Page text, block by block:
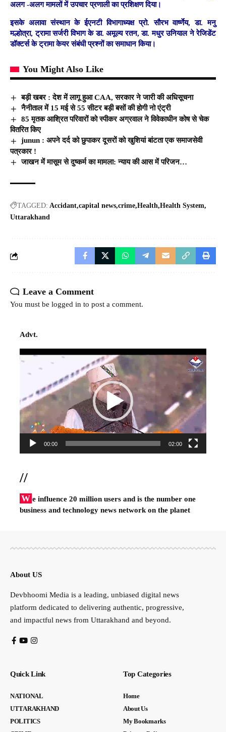
अलग -अलग मामलों में उपचार प्रणाली का प्रशिक्षण दिया।
इसके अलावा संस्थान के ईएनटी विभागाध्यक्ष प्रो. सौरभ वार्ष्णेय, डा. मनु
मल्होत्रा, ट्रामा सर्जरी विभाग के डा. अमूल्य रतन, डा. मधुर उनियाल ने रेजिडेंट
डॉक्टर्स के ट्रामा केयर संबंधी प्रश्नों का समाधान किया।
You Might Also Like
बड़ी खबर : देश में लागू हुआ CAA, सरकार ने जारी की अधिसूचना
नैनीताल में 15 मई से 55 सीटर बड़ी बसों की होगी नो एंट्री
85 मृतक आश्रित परिवारों को स्पीकर अग्रवाल ने विवेकाधीन कोष से चेक
वितरित किए
junun : अपने दर्द को छुपाकर दूसरों को खुशियां बांटता एक समाजसेवी
पत्रकार !
जाखन में मासूम से दुष्कर्म का मामला: न्याय की आस में परिजन…
TAGGED: Accidant capital news crime Health Health System
Uttarakhand
Leave a Comment
You must be logged in to post a comment.
Advt.
Video
00:00 02:00
//
W e influence 20 million users and is the number one
business and technology news network on the planet
About US
Devbhoomi Media is a leading, unbiased digital news
platform dedicated to delivering authentic, progressive,
and impactful news from Uttarakhand and beyond.
Quick Link
NATIONAL
UTTARAKHAND
POLITICS
Top Categories
Home
About Us
My Bookmarks